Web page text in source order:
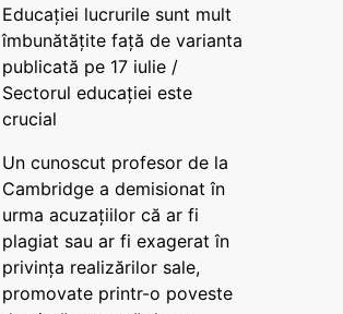
Educației lucrurile sunt mult
îmbunătățite față de varianta
publicată pe 17 iulie /
Sectorul educației este
crucial
Un cunoscut profesor de la
Cambridge a demisionat în
urma acuzațiilor că ar fi
plagiat sau ar fi exagerat în
privința realizărilor sale,
promovate printr-o poveste